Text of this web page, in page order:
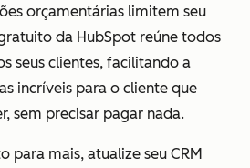
orçamentárias limitem seu
da HubSpot reúne todos
seus clientes, facilitando a
incríveis para o cliente que
sem precisar pagar nada.
para mais, atualize seu CRM